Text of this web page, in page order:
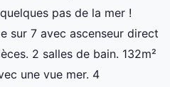
pas de la mer !
sur 7 avec ascenseur direct
2 salles de bain. 132m²
une vue mer. 4